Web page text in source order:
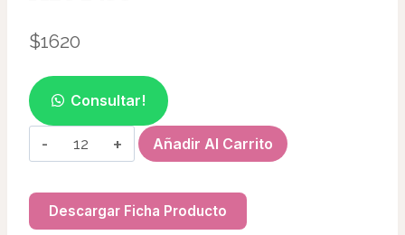
$1620
Consultar!
SET
DE
AF51433
Añadir Al Carrito
Descargar Ficha Producto